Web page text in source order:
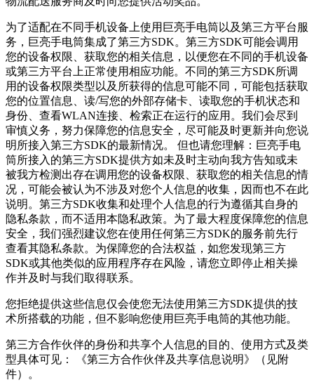
为了适配在不同手机设备上使用巨亮手电筒以及第三方平台服
务，巨亮手电筒集成了第三方SDK。第三方SDK可能会调用
您的设备权限、获取您的相关信息，以便您在不同的手机设备
或第三方平台上正常使用相应功能。不同的第三方SDK所调
用的设备权限类型以及所获得的信息可能不同，可能包括获取
您的位置信息、读/写您的外部存储卡、读取您的手机状态和
身份、查看WLAN连接、检索正在运行的应用。我们会尽到
审慎义务，努力保障您的信息安全，尽可能及时更新并向您说
明所接入第三方SDK的最新情况。 但也请您理解：巨亮手电
筒所接入的第三方SDK提供方如未及时主动向我方告知或未
被我方检测出存在调用您的设备权限、获取您的相关信息的情
况，可能会被认为不涉及对您个人信息的收集，因而也不在此
说明。第三方SDK收集和处理个人信息的行为遵循其自身的
隐私条款，而不适用本隐私政策。为了最大程度保障您的信息
安全，我们强烈建议您在使用任何第三方SDK的服务前先行
查看其隐私条款。为保障您的合法权益，如您发现第三方
SDK或其他类似的应用程序存在风险，请您立即停止相关操
作并及时与我们取得联系。
您拒绝提供这些信息仅会使您无法使用第三方SDK提供的技
术所搭载的功能，但不影响您使用巨亮手电筒的其他功能。
第三方合作伙伴的身份和共享个人信息的目的、使用方式及类
型具体可见： 《第三方合作伙伴及共享信息说明》（见附
件）。